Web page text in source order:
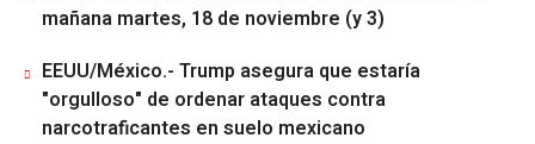
mañana martes, 18 de noviembre (y 3)
EEUU/México.- Trump asegura que estaría
"orgulloso" de ordenar ataques contra
narcotraficantes en suelo mexicano